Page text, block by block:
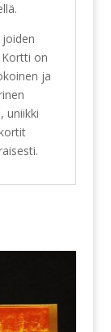
on
ja
uniikki